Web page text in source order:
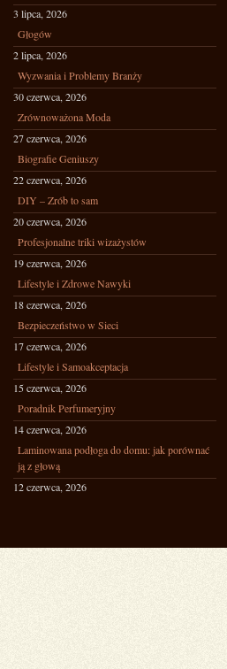
3 lipca, 2026
Głogów
2 lipca, 2026
Wyzwania i Problemy Branży
30 czerwca, 2026
Zrównoważona Moda
27 czerwca, 2026
Biografie Geniuszy
22 czerwca, 2026
DIY – Zrób to sam
20 czerwca, 2026
Profesjonalne triki wizażystów
19 czerwca, 2026
Lifestyle i Zdrowe Nawyki
18 czerwca, 2026
Bezpieczeństwo w Sieci
17 czerwca, 2026
Lifestyle i Samoakceptacja
15 czerwca, 2026
Poradnik Perfumeryjny
14 czerwca, 2026
Laminowana podłoga do domu: jak porównać
ją z głową
12 czerwca, 2026